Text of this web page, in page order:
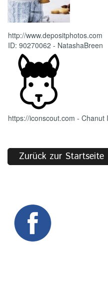
http://www.depositphotos.com
ID: 90270062 - NatashaBreen
https://iconscout.com - Chanut
Zurück zur Startseite